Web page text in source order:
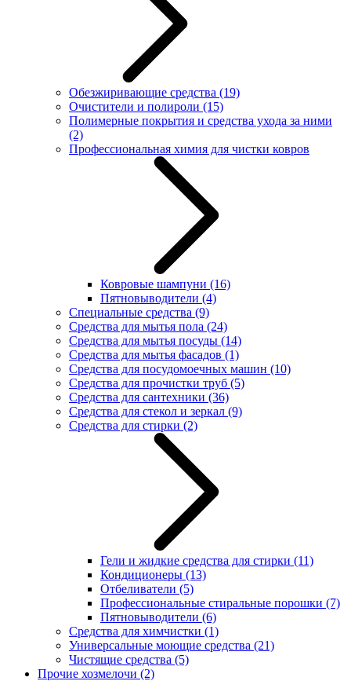
Обезжиривающие средства (19)
Очистители и полироли (15)
Полимерные покрытия и средства ухода за ними
(2)
Профессиональная химия для чистки ковров
Ковровые шампуни (16)
Пятновыводители (4)
Специальные средства (9)
Средства для мытья пола (24)
Средства для мытья посуды (14)
Средства для мытья фасадов (1)
Средства для посудомоечных машин (10)
Средства для прочистки труб (5)
Средства для сантехники (36)
Средства для стекол и зеркал (9)
Средства для стирки (2)
Гели и жидкие средства для стирки (11)
Кондиционеры (13)
Отбеливатели (5)
Профессиональные стиральные порошки (7)
Пятновыводители (6)
Средства для химчистки (1)
Универсальные моющие средства (21)
Чистящие средства (5)
Прочие хозмелочи (2)